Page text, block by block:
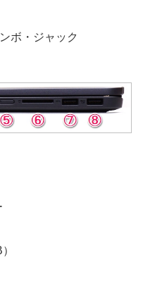
ボ・ジャック